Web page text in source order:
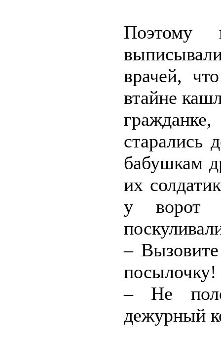
Поэтому
врачей,
втайне
старались
бабушкам
их
у ворот
–
посылочку!
– Не
дежурный